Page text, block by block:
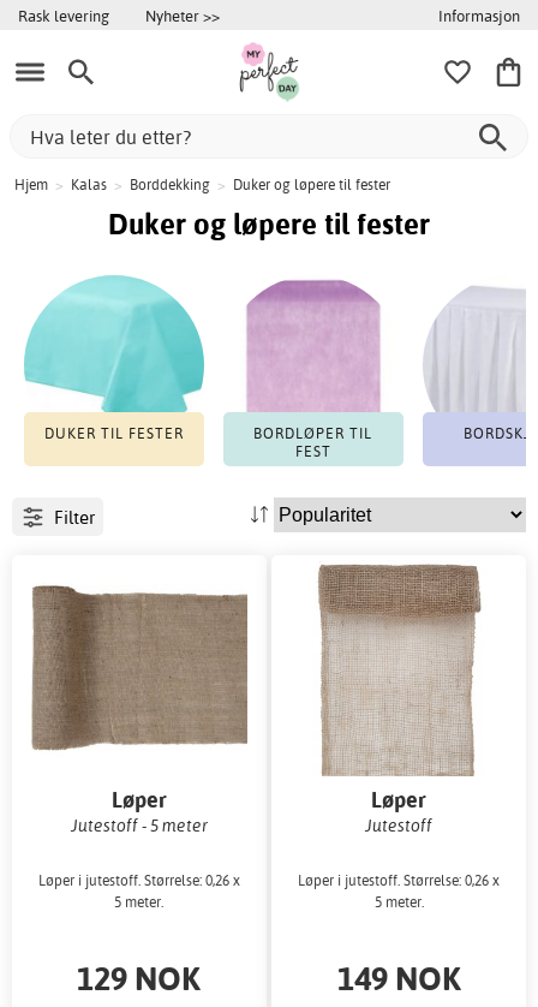
Rask levering Nyheter >> Informasjon
Hjem > Kalas > Borddekking > Duker og løpere til fester
Duker og løpere til fester
DUKER TIL FESTER
BORDLØPER TIL
FEST
Filter
Løper
Jutestoff - 5 meter
Løper i jutestoff. Størrelse: 0,26 x
5 meter.
129 NOK
Løper
Jutestoff
Løper i jutestoff. Størrelse: 0,26 x
5 meter.
149 NOK